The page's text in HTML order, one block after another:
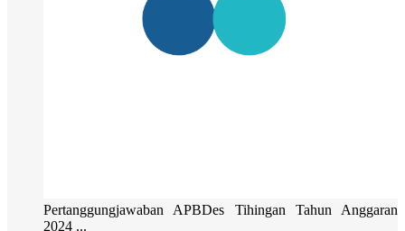
Pertanggungjawaban APBDes Tihingan Tahun Anggaran
2024 ...